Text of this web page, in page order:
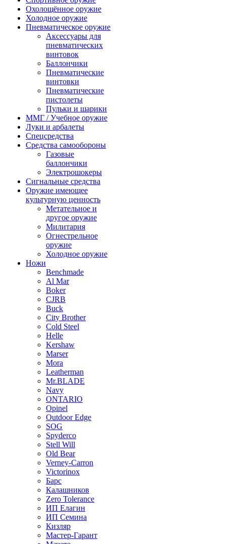
Охолощённое оружие
Холодное оружие
Пневматическое оружие
Аксессуары для
пневматических
винтовок
Баллончики
Пневматические
винтовки
Пневматические
пистолеты
Пульки и шарики
ММГ / Учебное оружие
Луки и арбалеты
Спецсредства
Средства самообороны
Газовые
баллончики
Электрошокеры
Сигнальные средства
Оружие имеющее
культурную ценность
Метательное и
другое оружие
Милитария
Огнестрельное
оружие
Холодное оружие
Ножи
Benchmade
Al Mar
Boker
CJRB
Buck
City Brother
Cold Steel
Helle
Kershaw
Marser
Mora
Leatherman
Mr.BLADE
Navy
ONTARIO
Opinel
Outdoor Edge
SOG
Spyderco
Stell Will
Old Bear
Verney-Carron
Victorinox
Барс
Калашников
Zero Tolerance
ИП Елагин
ИП Семина
Кизляр
Мастер-Гарант